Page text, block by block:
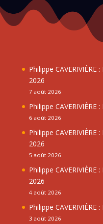
Philippe
2026
7 août 2026
Philippe
6 août 2026
Philippe
2026
5 août 2026
Philippe
2026
4 août 2026
Philippe
3 août 2026